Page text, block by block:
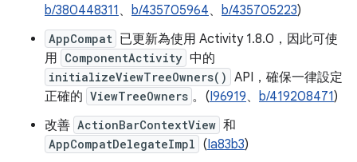
b/380448311 、 b/435705964、 b/435705223)
AppCompat 已更新為使用 Activity 1.8.0，因此可使
用 ComponentActivity 中的
initializeViewTreeOwners() API，確保一律設定
正確的 ViewTreeOwners 。(I96919、 b/419208471)
改善 ActionBarContextView 和
AppCompatDelegateImpl (Ia83b3)